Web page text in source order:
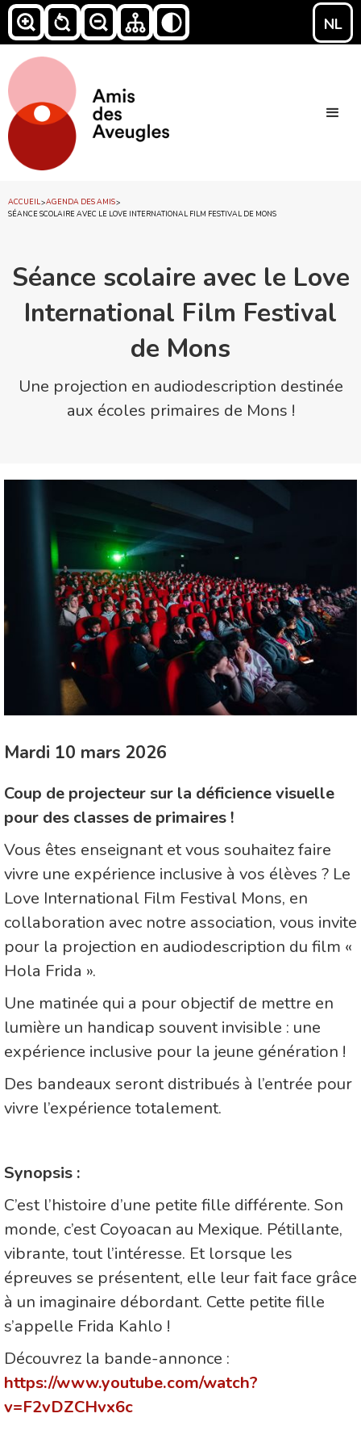
NL
ACCUEIL>AGENDA DES AMIS>
SÉANCE SCOLAIRE AVEC LE LOVE INTERNATIONAL FILM FESTIVAL DE MONS
Séance scolaire avec le Love
International Film Festival
de Mons
Une projection en audiodescription destinée
aux écoles primaires de Mons !
Mardi 10 mars 2026
Coup de projecteur sur la déficience visuelle
pour des classes de primaires !
Vous êtes enseignant et vous souhaitez faire
vivre une expérience inclusive à vos élèves ? Le
Love International Film Festival Mons, en
collaboration avec notre association, vous invite
pour la projection en audiodescription du film «
Hola Frida ».
Une matinée qui a pour objectif de mettre en
lumière un handicap souvent invisible : une
expérience inclusive pour la jeune génération !
Des bandeaux seront distribués à l’entrée pour
vivre l’expérience totalement.
Synopsis :
C’est l’histoire d’une petite fille différente. Son
monde, c’est Coyoacan au Mexique. Pétillante,
vibrante, tout l’intéresse. Et lorsque les
épreuves se présentent, elle leur fait face grâce
à un imaginaire débordant. Cette petite fille
s’appelle Frida Kahlo !
Découvrez la bande-annonce :
https://www.youtube.com/watch?
v=F2vDZCHvx6c